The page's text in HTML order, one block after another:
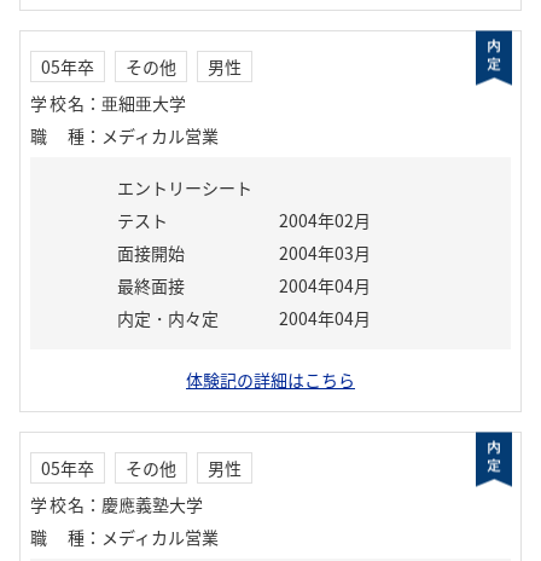
05年卒 その他
男性
学校名 ： 亜細亜大学
職種 ： メディカル営業
エントリーシート
テスト
2004年02月
面接開始
2004年03月
最終面接
2004年04月
内定・内々定
2004年04月
体験記の詳細はこちら
05年卒 その他
男性
学校名 ： 慶應義塾大学
職種 ： メディカル営業